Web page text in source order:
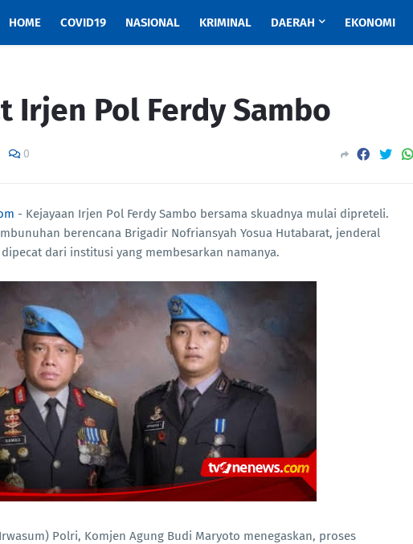
HOME COVID19 NASIONAL KRIMINAL DAERAH EKONOMI
Irjen Pol Ferdy Sambo
0
- Kejayaan Irjen Pol Ferdy Sambo bersama skuadnya mulai dipreteli.
berencana Brigadir Nofriansyah Yosua Hutabarat, jenderal
dari institusi yang membesarkan namanya.
Polri, Komjen Agung Budi Maryoto menegaskan, proses